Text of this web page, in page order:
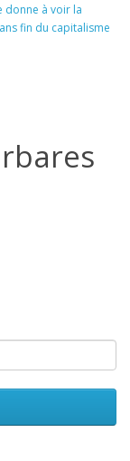
donne à voir la
fin du capitalisme